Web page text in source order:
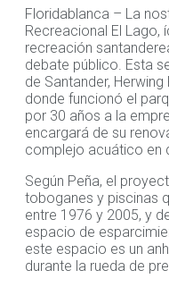
Floridablanca – La
Recreacional El Lago,
recreación
debate público. Esta
de Santander,
donde funcionó el
por 30 años a la
encargará de su
complejo acuático en
Según Peña, el
toboganes y piscinas
entre 1976 y 2005, y
espacio de
este espacio es un
durante la rueda de